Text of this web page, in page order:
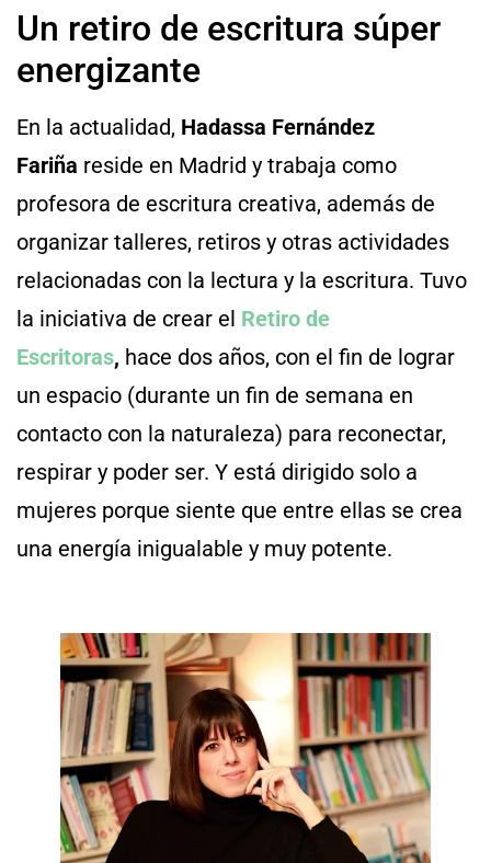
Un retiro de escritura súper
energizante
En la actualidad, Hadassa Fernández
Fariña reside en Madrid y trabaja como
profesora de escritura creativa, además de
organizar talleres, retiros y otras actividades
relacionadas con la lectura y la escritura. Tuvo
la iniciativa de crear el Retiro de
Escritoras, hace dos años, con el fin de lograr
un espacio (durante un fin de semana en
contacto con la naturaleza) para reconectar,
respirar y poder ser. Y está dirigido solo a
mujeres porque siente que entre ellas se crea
una energía inigualable y muy potente.